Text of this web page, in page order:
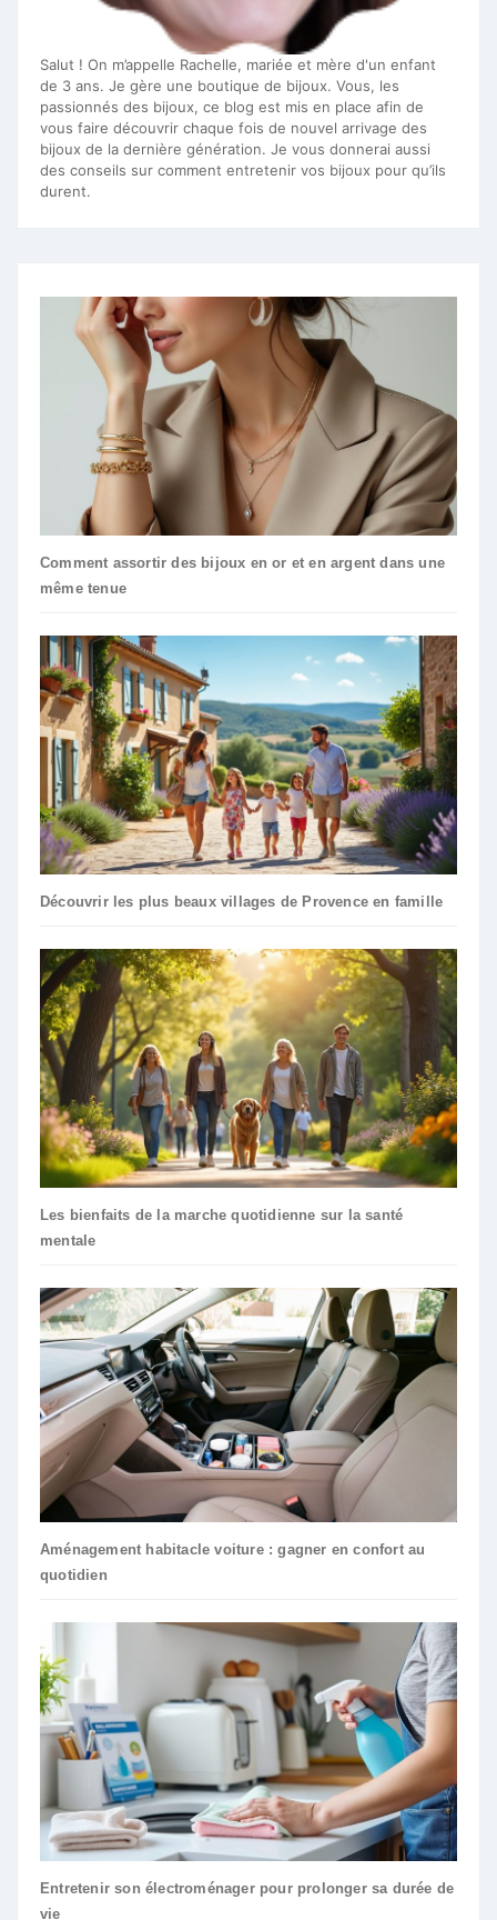
Salut ! On m’appelle Rachelle, mariée et mère d'un enfant
de 3 ans. Je gère une boutique de bijoux. Vous, les
passionnés des bijoux, ce blog est mis en place afin de
vous faire découvrir chaque fois de nouvel arrivage des
bijoux de la dernière génération. Je vous donnerai aussi
des conseils sur comment entretenir vos bijoux pour qu’ils
durent.
Comment assortir des bijoux en or et en argent dans une
même tenue
Découvrir les plus beaux villages de Provence en famille
Les bienfaits de la marche quotidienne sur la santé
mentale
Aménagement habitacle voiture : gagner en confort au
quotidien
Entretenir son électroménager pour prolonger sa durée de
vie